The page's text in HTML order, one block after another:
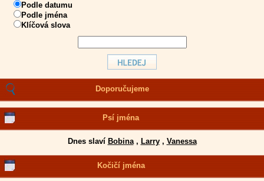
Podle datumu
Podle jména
Klíčová slova
Doporučujeme
Psí jména
Dnes slaví Bobina, Larry, Vanessa
Kočičí jména